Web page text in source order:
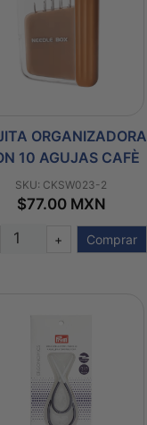
ORGANIZADORA
10 AGUJAS CAFÈ
SKU: CKSW023-2
$77.00 MXN
+ Comprar